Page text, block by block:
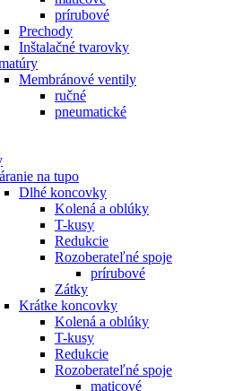
prírubové
Prechody
Inštalačné tvarovky
Membránové ventily
ručné
pneumatické
na tupo
Dlhé koncovky
Kolená a oblúky
T-kusy
Redukcie
Rozoberateľné spoje
prírubové
Zátky
Krátke koncovky
Kolená a oblúky
T-kusy
Redukcie
Rozoberateľné spoje
maticové